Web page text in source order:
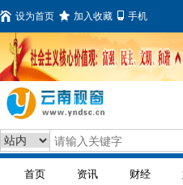
设为首页 加入收藏 手机
首页 资讯 财经